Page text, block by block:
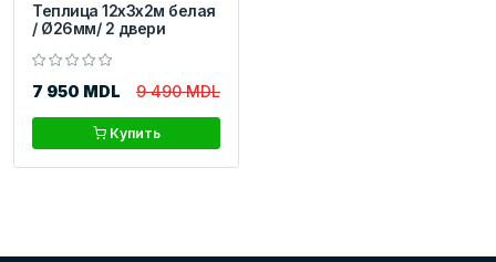
Теплица 12x3x2м белая
/ Ø26мм/ 2 двери
7 950 MDL 9 490 MDL
Купить